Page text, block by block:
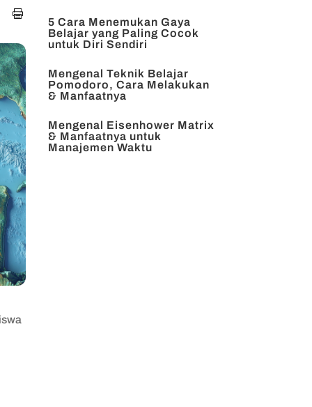
5 Cara Menemukan Gaya
Belajar yang Paling Cocok
untuk Diri Sendiri
Mengenal Teknik Belajar
Pomodoro, Cara Melakukan
& Manfaatnya
Mengenal Eisenhower Matrix
& Manfaatnya untuk
Manajemen Waktu